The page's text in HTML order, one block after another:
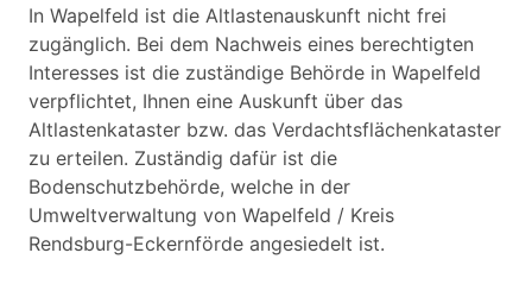
In Wapelfeld ist die Altlastenauskunft nicht frei
zugänglich. Bei dem Nachweis eines berechtigten
Interesses ist die zuständige Behörde in Wapelfeld
verpflichtet, Ihnen eine Auskunft über das
Altlastenkataster bzw. das Verdachtsflächenkataster
zu erteilen. Zuständig dafür ist die
Bodenschutzbehörde, welche in der
Umweltverwaltung von Wapelfeld / Kreis
Rendsburg-Eckernförde angesiedelt ist.